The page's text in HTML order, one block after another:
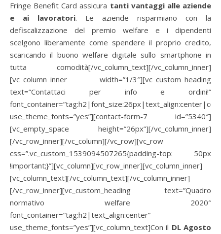
Fringe Benefit Card assicura tanti vantaggi alle aziende
e ai lavoratori. Le aziende risparmiano con la
defiscalizzazione del premio welfare e i dipendenti
scelgono liberamente come spendere il proprio credito,
scaricando il buono welfare digitale sullo smartphone in
tutta comodità[/vc_column_text][/vc_column_inner]
[vc_column_inner width=”1/3″][vc_custom_heading
text=”Contattaci per info e ordini!”
use_theme_fonts=”yes”][contact-form-7 id=”5340″]
[vc_empty_space height=”26px”][/vc_column_inner]
[/vc_row_inner][/vc_column][/vc_row][vc_row
css=”.vc_custom_1539094507265{padding-top: 50px
!important;}”][vc_column][vc_row_inner][vc_column_inner]
[vc_column_text][/vc_column_text][/vc_column_inner]
[/vc_row_inner][vc_custom_heading text=”Quadro
normativo welfare 2020″
font_container=”tag:h2|text_align:center”
use_theme_fonts=”yes”][vc_column_text]Con il DL Agosto